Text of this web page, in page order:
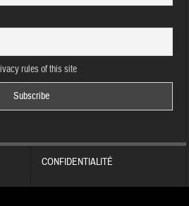
rules of this site
CONFIDENTIALITÉ